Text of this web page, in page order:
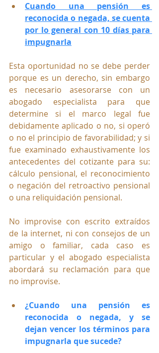
Cuando una pensión es
reconocida o negada, se cuenta
por lo general con 10 días para
impugnarla
Esta oportunidad no se debe perder
porque es un derecho, sin embargo
es necesario asesorarse con un
abogado especialista para que
determine si el marco legal fue
debidamente aplicado o no, si operó
o no el principio de favorabilidad; y si
fue examinado exhaustivamente los
antecedentes del cotizante para su:
cálculo pensional, el reconocimiento
o negación del retroactivo pensional
o una reliquidación pensional.
No improvise con escrito extraídos
de la internet, ni con consejos de un
amigo o familiar, cada caso es
particular y el abogado especialista
abordará su reclamación para que
no improvise.
¿Cuando una pensión es
reconocida o negada, y se
dejan vencer los términos para
impugnarla que sucede?